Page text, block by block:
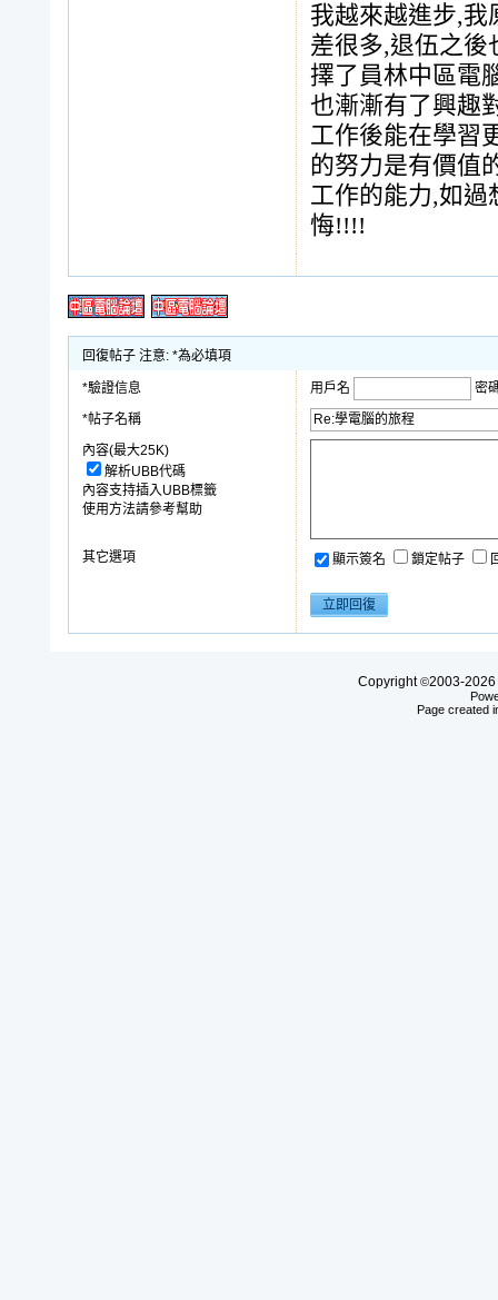
我越來越進步,我
差很多,退伍之後
擇了員林中區電
也漸漸有了興趣
工作後能在學習
的努力是有價值
工作的能力,如過
悔!!!!
回復帖子 注意: *為必填項
*驗證信息 用戶名
密
*帖子名稱
內容(最大25K)
解析UBB代碼
內容支持插入UBB標籤
使用方法請參考幫助
其它選項 顯示簽名 鎖定帖子
Copyright©2003-2026
Page created